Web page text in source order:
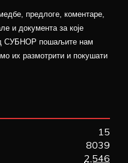
предлоге, коментаре,
и документа за које
СУБНОР пошаљите нам
их размотрити и покушати
15
8039
2,546